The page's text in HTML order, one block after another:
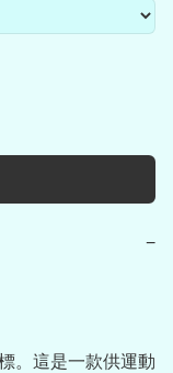
−
。這是一款供運動